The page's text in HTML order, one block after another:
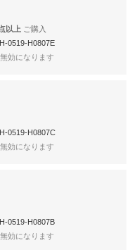
以上
0519-H0807E
効になります
0519-H0807C
効になります
0519-H0807B
効になります